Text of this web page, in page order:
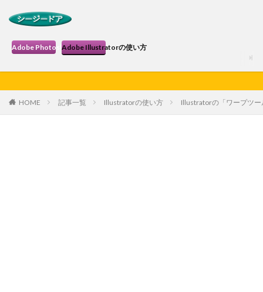
Adobe Photoshopの使い方Adobe Illustratorの使い方
HOME 記事一覧 Illustratorの使い方 Illustratorの「ワープツー